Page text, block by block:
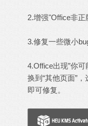
2.增强"Office非
3.修复一些微小
4.Office出现”你
换到“其他页面”，
即可修复。